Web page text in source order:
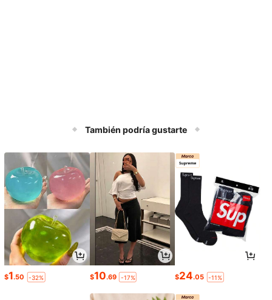
También podría gustarte
$1.50 -32% $10.69 -17% $24.05 -11%